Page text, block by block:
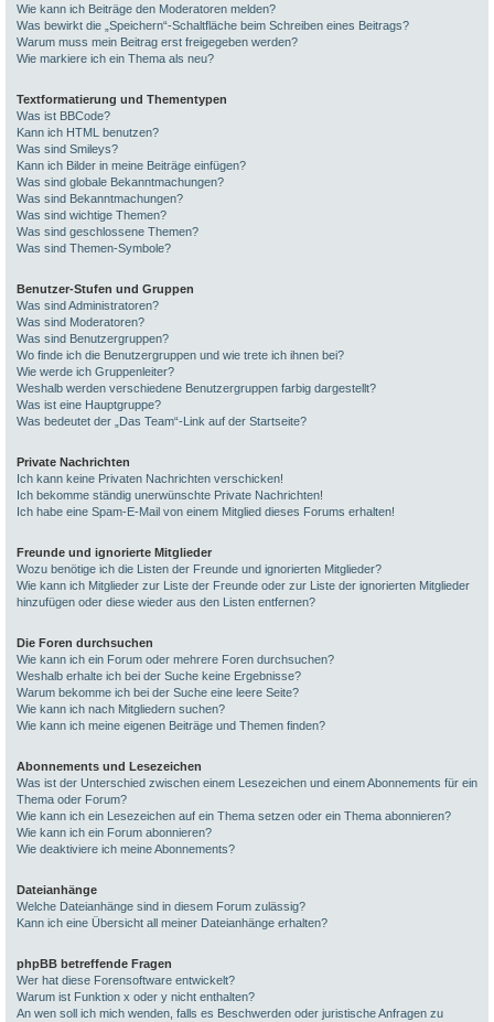
Wie kann ich Beiträge den Moderatoren melden?
Was bewirkt die „Speichern“-Schaltfläche beim Schreiben eines Beitrags?
Warum muss mein Beitrag erst freigegeben werden?
Wie markiere ich ein Thema als neu?
Textformatierung und Thementypen
Was ist BBCode?
Kann ich HTML benutzen?
Was sind Smileys?
Kann ich Bilder in meine Beiträge einfügen?
Was sind globale Bekanntmachungen?
Was sind Bekanntmachungen?
Was sind wichtige Themen?
Was sind geschlossene Themen?
Was sind Themen-Symbole?
Benutzer-Stufen und Gruppen
Was sind Administratoren?
Was sind Moderatoren?
Was sind Benutzergruppen?
Wo finde ich die Benutzergruppen und wie trete ich ihnen bei?
Wie werde ich Gruppenleiter?
Weshalb werden verschiedene Benutzergruppen farbig dargestellt?
Was ist eine Hauptgruppe?
Was bedeutet der „Das Team“-Link auf der Startseite?
Private Nachrichten
Ich kann keine Privaten Nachrichten verschicken!
Ich bekomme ständig unerwünschte Private Nachrichten!
Ich habe eine Spam-E-Mail von einem Mitglied dieses Forums erhalten!
Freunde und ignorierte Mitglieder
Wozu benötige ich die Listen der Freunde und ignorierten Mitglieder?
Wie kann ich Mitglieder zur Liste der Freunde oder zur Liste der ignorierten Mitglieder
hinzufügen oder diese wieder aus den Listen entfernen?
Die Foren durchsuchen
Wie kann ich ein Forum oder mehrere Foren durchsuchen?
Weshalb erhalte ich bei der Suche keine Ergebnisse?
Warum bekomme ich bei der Suche eine leere Seite?
Wie kann ich nach Mitgliedern suchen?
Wie kann ich meine eigenen Beiträge und Themen finden?
Abonnements und Lesezeichen
Was ist der Unterschied zwischen einem Lesezeichen und einem Abonnements für ein
Thema oder Forum?
Wie kann ich ein Lesezeichen auf ein Thema setzen oder ein Thema abonnieren?
Wie kann ich ein Forum abonnieren?
Wie deaktiviere ich meine Abonnements?
Dateianhänge
Welche Dateianhänge sind in diesem Forum zulässig?
Kann ich eine Übersicht all meiner Dateianhänge erhalten?
phpBB betreffende Fragen
Wer hat diese Forensoftware entwickelt?
Warum ist Funktion x oder y nicht enthalten?
An wen soll ich mich wenden, falls es Beschwerden oder juristische Anfragen zu